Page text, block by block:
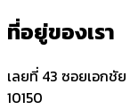
ที่อยู่ของเรา
เลยที่ 43 ซอยเอกชั
10150